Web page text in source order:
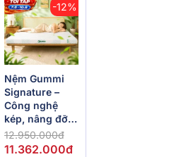
-12%
Nệm Gummi
Signature –
Công nghệ
kép, nâng đỡ
vượt trội,
kháng khuẩn
12.950.000đ
11.362.000đ